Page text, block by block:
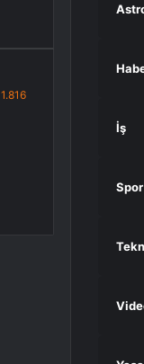
1.816
İş
Spor